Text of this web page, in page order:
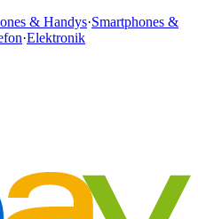
& Handys·Smartphones &
·Elektronik